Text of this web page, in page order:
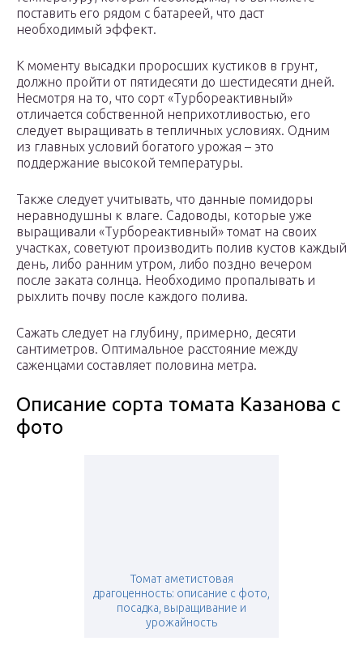
поставить его рядом с батареей, что даст
необходимый эффект.
К моменту высадки проросших кустиков в грунт,
должно пройти от пятидесяти до шестидесяти дней.
Несмотря на то, что сорт «Турбореактивный»
отличается собственной неприхотливостью, его
следует выращивать в тепличных условиях. Одним
из главных условий богатого урожая – это
поддержание высокой температуры.
Также следует учитывать, что данные помидоры
неравнодушны к влаге. Садоводы, которые уже
выращивали «Турбореактивный» томат на своих
участках, советуют производить полив кустов каждый
день, либо ранним утром, либо поздно вечером
после заката солнца. Необходимо пропалывать и
рыхлить почву после каждого полива.
Сажать следует на глубину, примерно, десяти
сантиметров. Оптимальное расстояние между
саженцами составляет половина метра.
Описание сорта томата Казанова с
фото
Томат аметистовая
драгоценность: описание с фото,
посадка, выращивание и
урожайность